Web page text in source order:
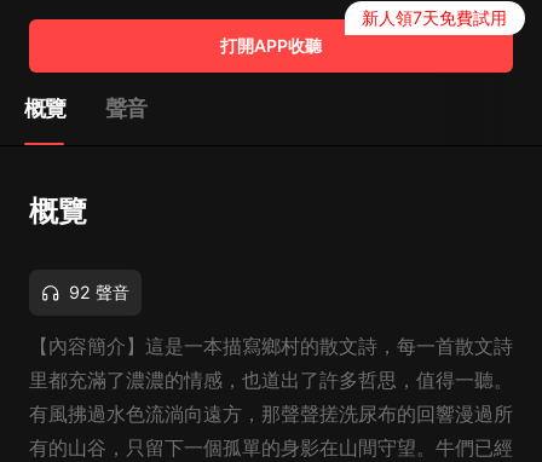
打開APP收聽
新人領7天免費試用
概覽 聲音
概覽
92 聲音
【內容簡介】這是一本描寫鄉村的散文詩，每一首散文詩
里都充滿了濃濃的情感，也道出了許多哲思，值得一聽。
有風拂過水色流淌向遠方，那聲聲搓洗尿布的回響漫過所
有的山谷，只留下一個孤單的身影在山間守望。牛們已經